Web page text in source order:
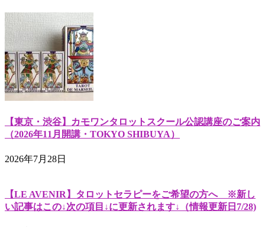
【東京・渋谷】カモワンタロットスクール公認講座のご案内
（2026年11月開講・TOKYO SHIBUYA）
2026年7月28日
【LE AVENIR】タロットセラピーをご希望の方へ ※新し
い記事はこの↓次の項目↓に更新されます↓（情報更新日7/28)